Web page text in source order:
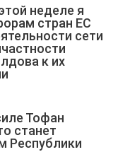
неделе я
стран ЕС
сети
к их
Тофан
станет
Республики